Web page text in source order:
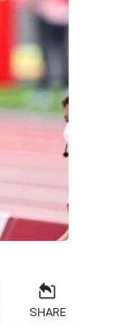
SHARE